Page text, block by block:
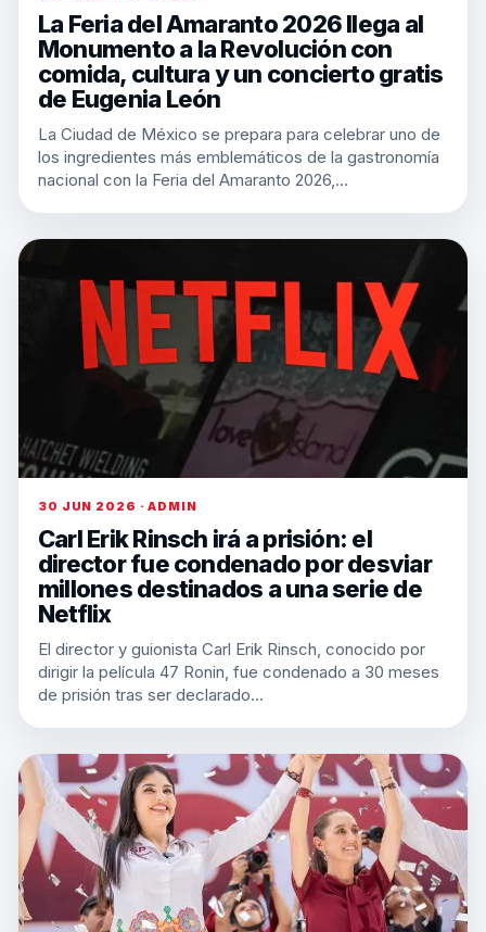
La Feria del Amaranto 2026 llega al
Monumento a la Revolución con
comida, cultura y un concierto gratis
de Eugenia León
La Ciudad de México se prepara para celebrar uno de
los ingredientes más emblemáticos de la gastronomía
nacional con la Feria del Amaranto 2026,…
30 JUN 2026 · ADMIN
Carl Erik Rinsch irá a prisión: el
director fue condenado por desviar
millones destinados a una serie de
Netflix
El director y guionista Carl Erik Rinsch, conocido por
dirigir la película 47 Ronin, fue condenado a 30 meses
de prisión tras ser declarado…